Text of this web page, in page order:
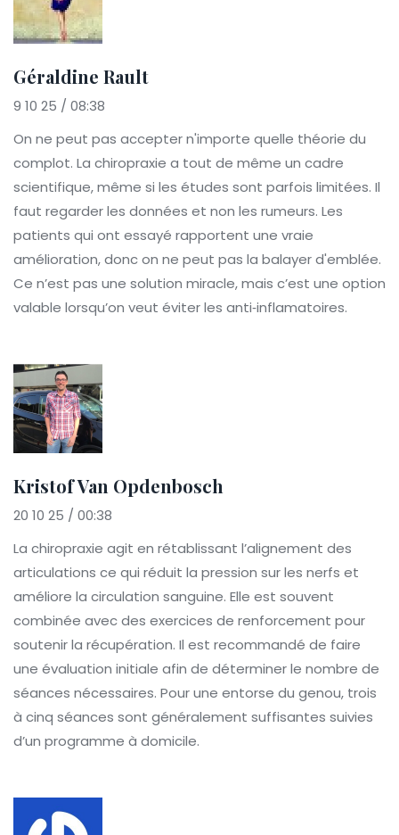
Géraldine Rault
9 10 25 / 08:38
On ne peut pas accepter n'importe quelle théorie du
complot. La chiropraxie a tout de même un cadre
scientifique, même si les études sont parfois limitées. Il
faut regarder les données et non les rumeurs. Les
patients qui ont essayé rapportent une vraie
amélioration, donc on ne peut pas la balayer d'emblée.
Ce n’est pas une solution miracle, mais c’est une option
valable lorsqu’on veut éviter les anti‑inflamatoires.
Kristof Van Opdenbosch
20 10 25 / 00:38
La chiropraxie agit en rétablissant l’alignement des
articulations ce qui réduit la pression sur les nerfs et
améliore la circulation sanguine. Elle est souvent
combinée avec des exercices de renforcement pour
soutenir la récupération. Il est recommandé de faire
une évaluation initiale afin de déterminer le nombre de
séances nécessaires. Pour une entorse du genou, trois
à cinq séances sont généralement suffisantes suivies
d’un programme à domicile.